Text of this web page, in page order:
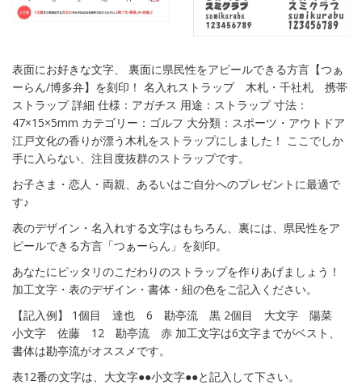
表面にお好きな文字、 裏面に県民性をアピールできる方言【つぁ
ーらん/博多弁】を刻印！ 名入れストラップ 木札・千社札 携帯
ストラップ 詳細 仕様：アガチス 用途：ストラップ 寸法：
47×15×5mm カテゴリー：ゴルフ 大分類：スポーツ・アウトドア
江戸文化の香りが漂う木札をストラップにしました！ ここでしか
手に入らない、注目度抜群のストラップです。
お子さま・恋人・両親、あるいはご自分へのプレゼントに最適で
す♪
表のデザイン・名入れする文字はもちろん、裏には、県民性をア
ピールできる方言「つぁーらん」を刻印。
あなたにピッタリのこだわりのストラップを作りあげましょう！
加工文字・表のデザイン・書体・紐の色をご記入ください。
【記入例】 1個目 達也 6 勘亭流 黒 2個目 大文字 陽菜
小文字 佐藤 12 勘亭流 赤 加工文字は6文字までがベスト、
書体は勘亭流がオススメです。
表12番の文字は、大文字●●小文字●●と記入して下さい。